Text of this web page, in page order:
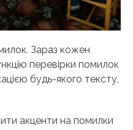
Зараз кожен
перевірки помилок
будь-якого тексту,
акценти на помилки